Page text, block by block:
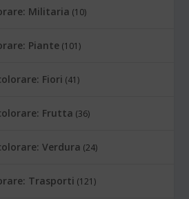
Militaria (10)
Piante (101)
Fiori (41)
Frutta (36)
Verdura (24)
Trasporti (121)